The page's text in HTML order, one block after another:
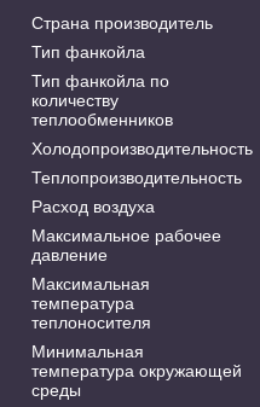
Страна производитель
Тип фанкойла
Тип фанкойла по
количеству
теплообменников
Холодопроизводительность
Теплопроизводительность
Расход воздуха
Максимальное рабочее
давление
Максимальная
температура
теплоносителя
Минимальная
температура окружающей
среды